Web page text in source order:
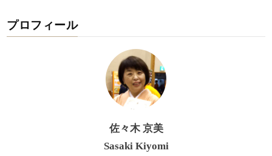
プロフィール
佐々木 京美
Sasaki Kiyomi